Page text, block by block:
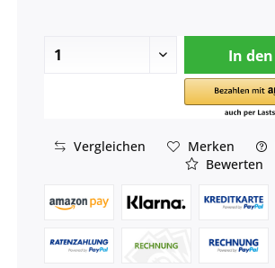
In den
Vergleichen Merken
Bewerten